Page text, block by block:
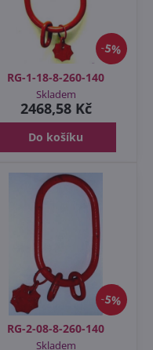
5%
RG-1-18-8-260-140
Skladem
2468,58 Kč
Do košíku
5%
RG-2-08-8-260-140
Skladem